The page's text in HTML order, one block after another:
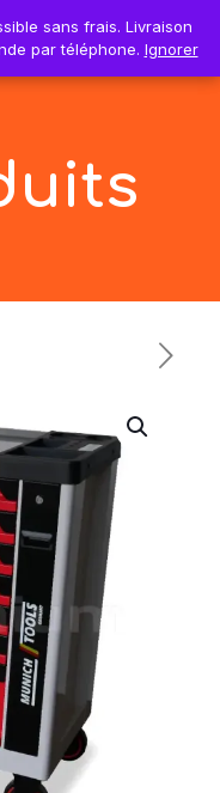
0 0,00€
sans frais. Livraison
par téléphone. Ignorer
sans frais. Livraison
par téléphone. Ignorer